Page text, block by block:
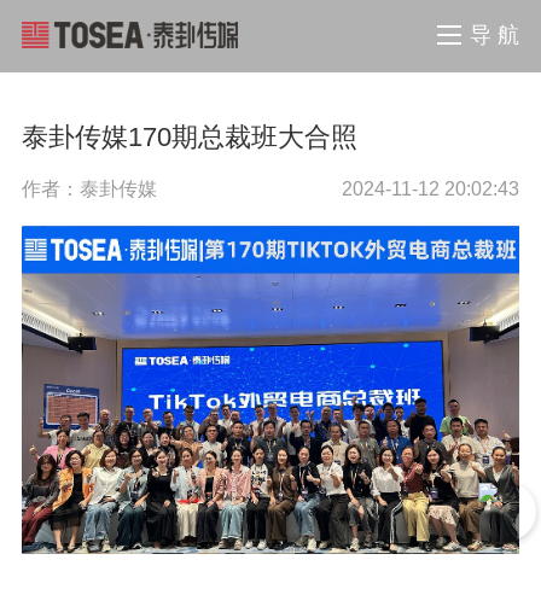
导 航
泰卦传媒170期总裁班大合照
作者：泰卦传媒 2024-11-12 20:02:43